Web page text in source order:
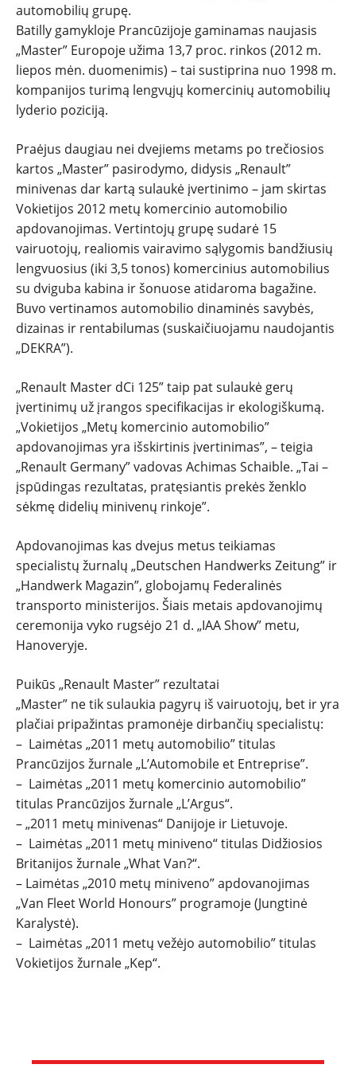
ĮVAIRENYBĖS
automobilių grupę.
Batilly gamykloje Prancūzijoje gaminamas naujasis
„Master” Europoje užima 13,7 proc. rinkos (2012 m.
liepos mėn. duomenimis) – tai sustiprina nuo 1998 m.
kompanijos turimą lengvųjų komercinių automobilių
lyderio poziciją.
Praėjus daugiau nei dvejiems metams po trečiosios
kartos „Master” pasirodymo, didysis „Renault”
minivenas dar kartą sulaukė įvertinimo – jam skirtas
Vokietijos 2012 metų komercinio automobilio
apdovanojimas. Vertintojų grupę sudarė 15
vairuotojų, realiomis vairavimo sąlygomis bandžiusių
lengvuosius (iki 3,5 tonos) komercinius automobilius
su dviguba kabina ir šonuose atidaroma bagažine.
Buvo vertinamos automobilio dinaminės savybės,
dizainas ir rentabilumas (suskaičiuojamu naudojantis
„DEKRA”).
„Renault Master dCi 125” taip pat sulaukė gerų
įvertinimų už įrangos specifikacijas ir ekologiškumą.
„Vokietijos „Metų komercinio automobilio”
apdovanojimas yra išskirtinis įvertinimas”, – teigia
„Renault Germany” vadovas Achimas Schaible. „Tai –
įspūdingas rezultatas, pratęsiantis prekės ženklo
sėkmę didelių minivenų rinkoje”.
Apdovanojimas kas dvejus metus teikiamas
specialistų žurnalų „Deutschen Handwerks Zeitung” ir
„Handwerk Magazin”, globojamų Federalinės
transporto ministerijos. Šiais metais apdovanojimų
ceremonija vyko rugsėjo 21 d. „IAA Show” metu,
Hanoveryje.
Puikūs „Renault Master” rezultatai
„Master” ne tik sulaukia pagyrų iš vairuotojų, bet ir yra
plačiai pripažintas pramonėje dirbančių specialistų:
– Laimėtas „2011 metų automobilio” titulas
Prancūzijos žurnale „L’Automobile et Entreprise”.
– Laimėtas „2011 metų komercinio automobilio”
titulas Prancūzijos žurnale „L’Argus“.
– „2011 metų minivenas“ Danijoje ir Lietuvoje.
– Laimėtas „2011 metų miniveno“ titulas Didžiosios
Britanijos žurnale „What Van?“.
– Laimėtas „2010 metų miniveno” apdovanojimas
„Van Fleet World Honours” programoje (Jungtinė
Karalystė).
– Laimėtas „2011 metų vežėjo automobilio” titulas
Vokietijos žurnale „Kep“.